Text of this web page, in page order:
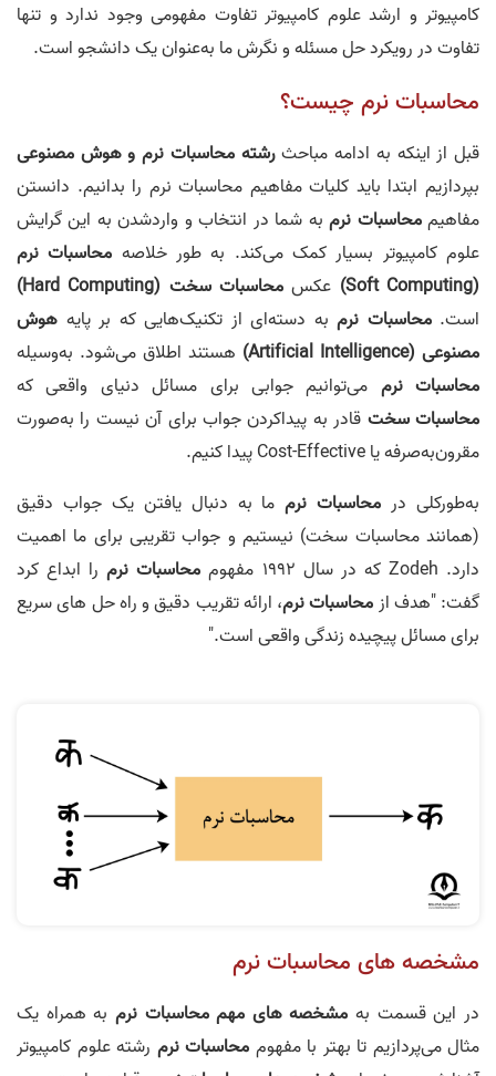
کامپیوتر و ارشد علوم کامپیوتر تفاوت مفهومی وجود ندارد و تنها
تفاوت در رویکرد حل مسئله و نگرش ما به‌عنوان یک دانشجو است.
محاسبات نرم چیست؟
قبل از اینکه به ادامه مباحثرشته محاسبات نرم و هوش مصنوعی
بپردازیم ابتدا باید کلیات مفاهیم محاسبات نرم را بدانیم. دانستن
مفاهیممحاسبات نرمبه شما در انتخاب و واردشدن به این گرایش
علوم کامپیوتر بسیار کمک می‌کند. به طور خلاصه محاسبات نرم
(Soft Computing)
عکس محاسبات سخت (Hard Computing)
است.محاسبات نرم به دسته‌ای از تکنیک‌هایی که بر پایه هوش
مصنوعی (Artificial Intelligence)
هستند اطلاق می‌شود. به‌وسیله
محاسبات نرم می‌توانیم جوابی برای مسائل دنیای واقعی که
محاسبات سخت قادر به پیداکردن جواب برای آن نیست را به‌صورت
مقرون‌به‌صرفه یا Cost-Effective پیدا کنیم.
به‌طورکلی در محاسبات نرمما به دنبال یافتن یک جواب دقیق
(همانند محاسبات سخت) نیستیم و جواب تقریبی برای ما اهمیت
دارد. Zodeh که در سال 1992 مفهوم
محاسبات نرمرا ابداع کرد
گفت: "هدف از محاسبات نرم، ارائه تقریب دقیق و راه حل های سریع
برای مسائل پیچیده زندگی واقعی است."
مشخصه‌ های محاسبات نرم
در این قسمت به مشخصه‌ های مهم محاسبات نرم به همراه یک
مثال می‌پردازیم تا بهتر با مفهوم محاسبات نرم رشته علوم کامپیوتر